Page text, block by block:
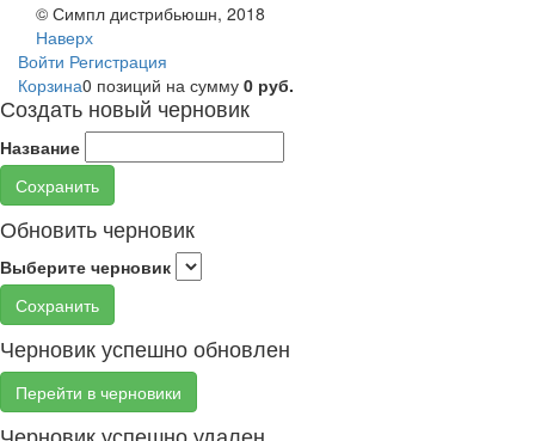
© Симпл дистрибьюшн, 2018
Наверх
Войти Регистрация
Корзина0 позиций на сумму 0 руб.
Создать новый черновик
Название
Сохранить
Обновить черновик
Выберите черновик
Сохранить
Черновик успешно обновлен
Перейти в черновики